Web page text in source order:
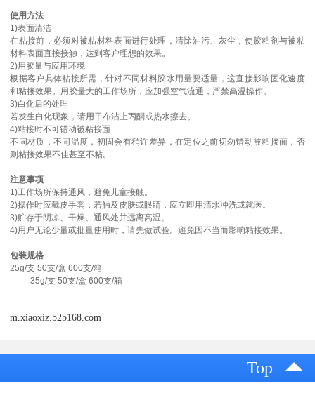
使用方法
1)表面清洁
在粘接前，必须对被粘材料表面进行处理，清除油污、灰尘，使胶粘剂与被粘
材料表面直接接触，达到客户理想的效果。
2)用胶量与应用环境
根据客户具体粘接所需，针对不同材料胶水用量要适量，这直接影响固化速度
和粘接效果。用胶量大的工作场所，应加强空气流通，严禁高温操作。
3)白化后的处理
若发生白化现象，请用干布沾上丙酮或热水擦去。
4)粘接时不可错动被粘接面
不同材质，不同温度，初固会有稍许差异，在定位之前切勿错动被粘接面，否
则粘接效果不佳甚至不粘。
注意事项
1)工作场所保持通风，避免儿童接触。
2)操作时应戴皮手套，若触及皮肤或眼睛，应立即用清水冲洗或就医。
3)贮存于阴凉、干燥、通风处并远离高温。
4)用户无论少量或批量使用时，请先做试验。避免因不当而影响粘接效果。
包装规格
25g/支 50支/盒 600支/箱
35g/支 50支/盒 600支/箱
m.xiaoxiz.b2b168.com
Top